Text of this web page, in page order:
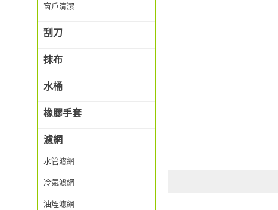
窗戶清潔
刮刀
抹布
水桶
橡膠手套
濾網
水管濾網
冷氣濾網
油煙濾網